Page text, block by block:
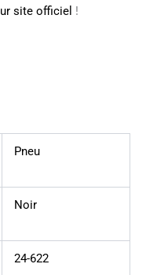
site officiel !
Pneu
Noir
24-622